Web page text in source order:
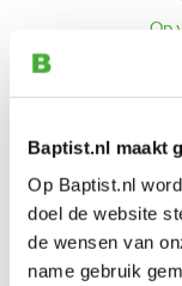
Baptist.nl maakt
Op Baptist.nl
doel de website
de wensen van
name gebruik
Op
Beoordelingen